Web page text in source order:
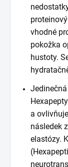
vhodné
pokožka
hustoty.
Jedinečná
a
následek
elastózy.